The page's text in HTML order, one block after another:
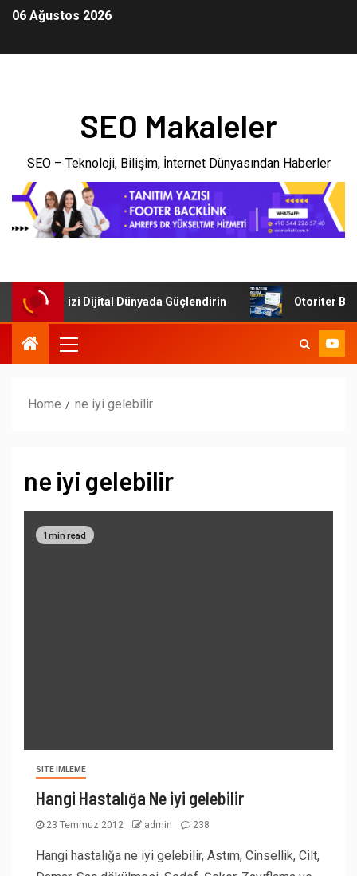
06 Ağustos 2026
SEO Makaleler
SEO – Teknoloji, Bilişim, İnternet Dünyasından Haberler
İşletmenizi Dijital Dünyada Güçlendirin Otoriter
Home ne iyi gelebilir
ne iyi gelebilir
1 min read
SITE IMLEME
Hangi Hastalığa Ne iyi gelebilir
23 Temmuz 2012 admin 238
Hangi hastalığa ne iyi gelebilir, Astım, Cinsellik, Cilt,